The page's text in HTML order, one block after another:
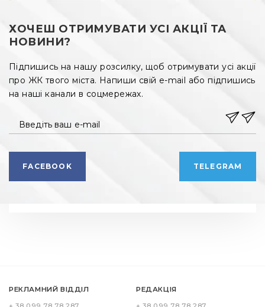
ХОЧЕШ ОТРИМУВАТИ УСІ АКЦІЇ ТА
НОВИНИ?
Підпишись на нашу розсилку, щоб отримувати усі акції
про ЖК твого міста. Напиши свій e-mail або підпишись
на наші канали в соцмережах.
Введіть ваш e-mail
FACEBOOK TELEGRAM
РЕКЛАМНИЙ ВІДДІЛ
РЕДАКЦІЯ